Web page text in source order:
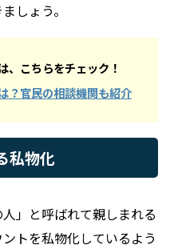
しょう。
こちらをチェック！
？官民の相談機関も紹介
私物化
」と呼ばれて親しまれる
トを私物化しているよう